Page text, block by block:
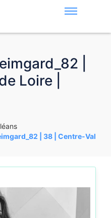
|
Loire |
| 38 | Centre-Val